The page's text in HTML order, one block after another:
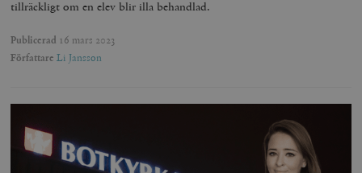
tillräckligt om en elev blir illa behandlad.
Publicerad 16 mars 2023
Författare Li Jansson